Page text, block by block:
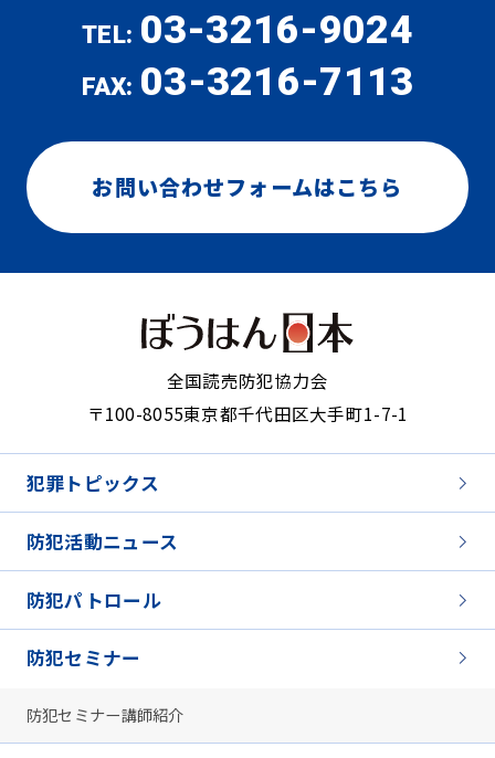
TEL: 03-3216-9024
FAX: 03-3216-7113
お問い合わせフォームはこちら
全国読売防犯協力会
〒100-8055東京都千代田区大手町1-7-1
犯罪トピックス
防犯活動ニュース
防犯パトロール
防犯セミナー
防犯セミナー講師紹介